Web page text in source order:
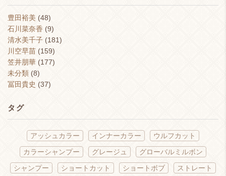
豊田裕美 (48)
石川菜奈香 (9)
清水美千子 (181)
川空早苗 (159)
笠井朋華 (177)
未分類 (8)
冨田貴史 (37)
タグ
アッシュカラー インナーカラー
ウルフカット
カラーシャンプー
グレージュ
グローバルミルボン
シャンプー
ショートカット ショートボブ
ストレート